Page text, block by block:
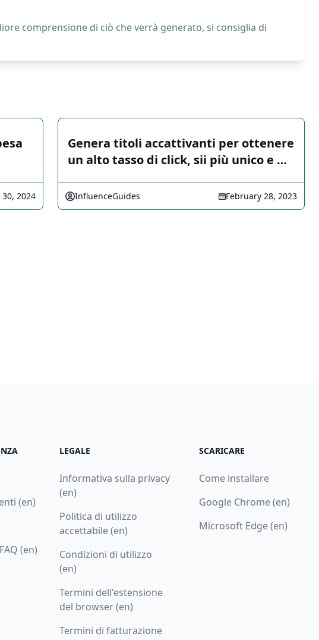
comprensione di ciò che verrà generato, si consiglia di
2024
Genera titoli accattivanti per ottenere
un alto tasso di click, sii più unico e …
InfluenceGuides February 28, 2023
(en)
(en)
LEGALE
Informativa sulla privacy
(en)
Politica di utilizzo
accettabile (en)
Condizioni di utilizzo
(en)
Termini dell'estensione
del browser (en)
Termini di fatturazione
SCARICARE
Come installare
Google Chrome (en)
Microsoft Edge (en)